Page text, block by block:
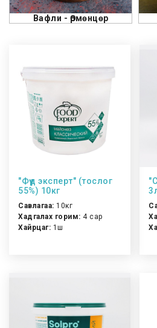
Тос
"Фүүд эксперт" (тослог
55%) 10кг
Савлагаа: 10кг
Хадгалах горим: 4 сар
Хайрцаг: 1ш